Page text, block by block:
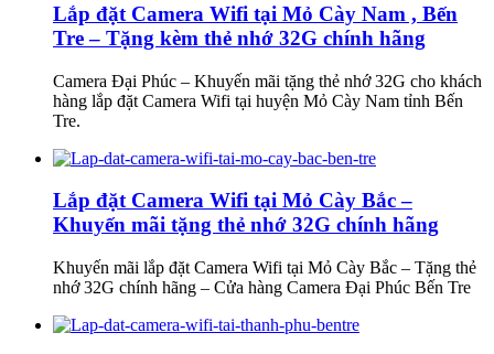
Lắp đặt Camera Wifi tại Mỏ Cày Nam , Bến
Tre – Tặng kèm thẻ nhớ 32G chính hãng
Camera Đại Phúc – Khuyến mãi tặng thẻ nhớ 32G cho khách
hàng lắp đặt Camera Wifi tại huyện Mỏ Cày Nam tỉnh Bến
Tre.
Lắp đặt Camera Wifi tại Mỏ Cày Bắc –
Khuyến mãi tặng thẻ nhớ 32G chính hãng
Khuyến mãi lắp đặt Camera Wifi tại Mỏ Cày Bắc – Tặng thẻ
nhớ 32G chính hãng – Cửa hàng Camera Đại Phúc Bến Tre